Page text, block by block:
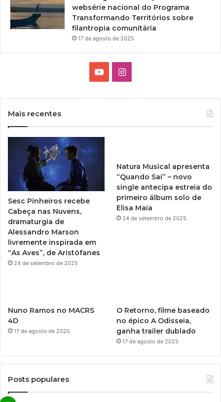
websérie nacional do Programa
Transformando Territórios sobre
filantropia comunitária
17 de agosto de 2025
T
e
I
t
g
r
a
Mais recentes
Sesc Pinheiros recebe
Cabeça nas Nuvens,
dramaturgia de
Alessandro Marson
livremente inspirada em
“As Aves”, de Aristófanes
24 de setembro de 2025
Natura Musical apresenta
“Quando Sai” – novo
single antecipa estreia do
primeiro álbum solo de
Elisa Maia
24 de setembro de 2025
Nuno Ramos no MACRS
4D
17 de agosto de 2025
O Retorno, filme baseado
no épico A Odisseia,
ganha trailer dublado
17 de agosto de 2025
Posts populares